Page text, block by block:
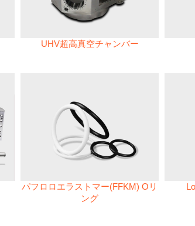
UHV超高真空チャンバー
パフロロエラストマー(FFKM) Oリ
ング